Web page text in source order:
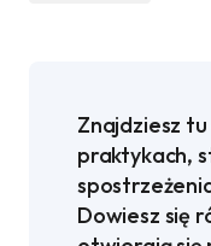
Znajdziesz
praktykach,
Dowiesz się